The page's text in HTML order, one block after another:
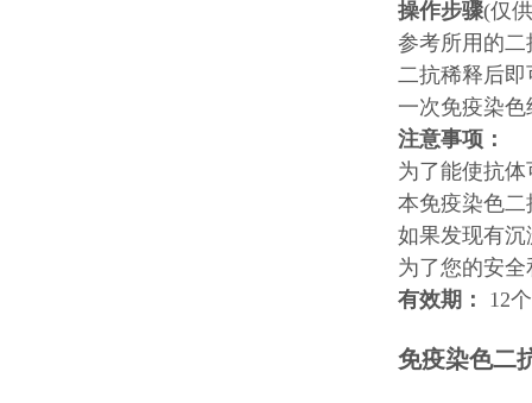
操作步骤(仅
参考所用的二
二抗稀释后
一次免疫染
注意事项：
为了能使抗
本免疫染色
如果发现有
为了您的安
有效期：
12
免疫染色二